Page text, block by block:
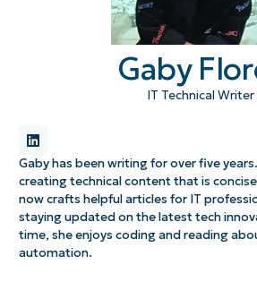
Gaby
IT Technical Writer
Gaby has been writing for over five
creating technical content that is
now crafts helpful articles for IT
staying updated on the latest tech
time, she enjoys coding and reading
automation.